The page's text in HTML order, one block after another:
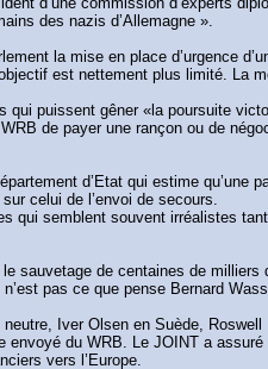
des nazis d’Allemagne ».
la mise en place d’urgence
est nettement plus limité. La
qui puissent gêner «la poursuite
de payer une rançon ou de
d’Etat qui estime
celui de l’envoi de secours.
qui semblent souvent irréalistes
sauvetage de centaines de
pas ce que pense Bernard
Iver Olsen en Suède,
du WRB. Le JOINT a
vers l’Europe.